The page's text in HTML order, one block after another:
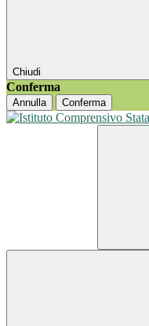
Chiudi
Conferma
Annulla Conferma